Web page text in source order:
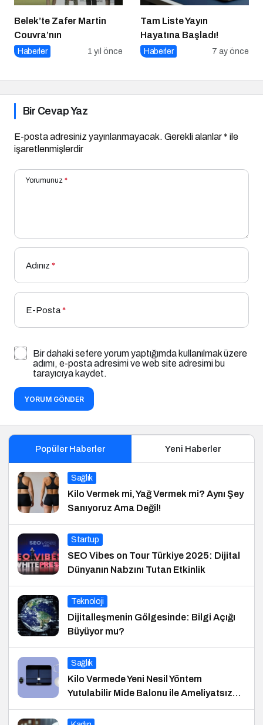
Belek’te Zafer Martin
Couvra’nın
Haberler 1 yıl önce
Tam Liste Yayın
Hayatına Başladı!
Haberler 7 ay önce
Bir Cevap Yaz
E-posta adresiniz yayınlanmayacak. Gerekli alanlar* ile
işaretlenmişlerdir
Yorumunuz *
Adınız *
E-Posta*
Bir dahaki sefere yorum yaptığımda kullanılmak üzere
adımı, e-posta adresimi ve web site adresimi bu
tarayıcıya kaydet.
YORUM GÖNDER
Popüler Haberler Yeni Haberler
Sağlık
Kilo Vermek mi, Yağ Vermek mi? Aynı Şey
Sanıyoruz Ama Değil!
Startup
SEO Vibes on Tour Türkiye 2025: Dijital
Dünyanın Nabzını Tutan Etkinlik
Teknoloji
Dijitalleşmenin Gölgesinde: Bilgi Açığı
Büyüyor mu?
Sağlık
Kilo Vermede Yeni Nesil Yöntem
Yutulabilir Mide Balonu ile Ameliyatsız
Konforlu ve Hızlı Bir Çözüm